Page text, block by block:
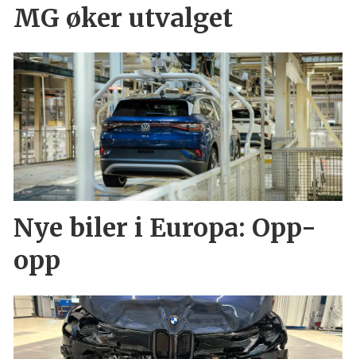
MG øker utvalget
Nye biler i Europa: Opp-
opp